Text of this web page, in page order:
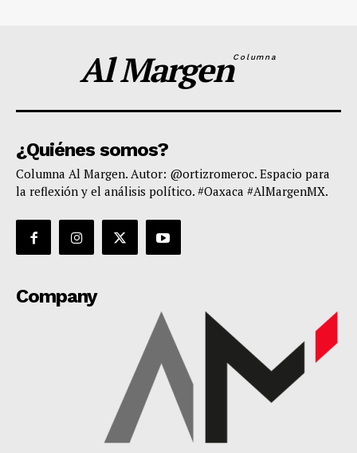
Al MargenColumna
¿Quiénes somos?
Columna Al Margen. Autor: @ortizromeroc. Espacio para
la reflexión y el análisis político. #Oaxaca #AlMargenMX.
Company